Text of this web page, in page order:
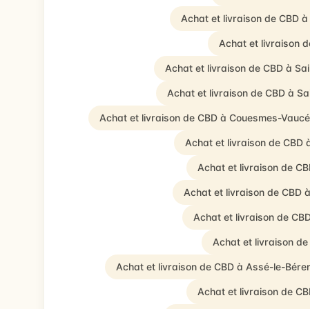
Achat et livraison de CBD
Achat et livraison
Achat et livraison de CBD à
Achat et livraison de CBD à
Achat et livraison de CBD à Couesmes-
Achat et livraison de CBD
Achat et livraison de
Achat et livraison de CBD
Achat et livraison de
Achat et livraison
Achat et livraison de CBD à Assé-le-
Achat et livraison de